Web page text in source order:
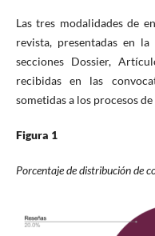
Las tres modalidades de
revista, presentadas en
secciones Dossier,
recibidas en las
sometidas a los procesos
Figura 1
Porcentaje de distribución de